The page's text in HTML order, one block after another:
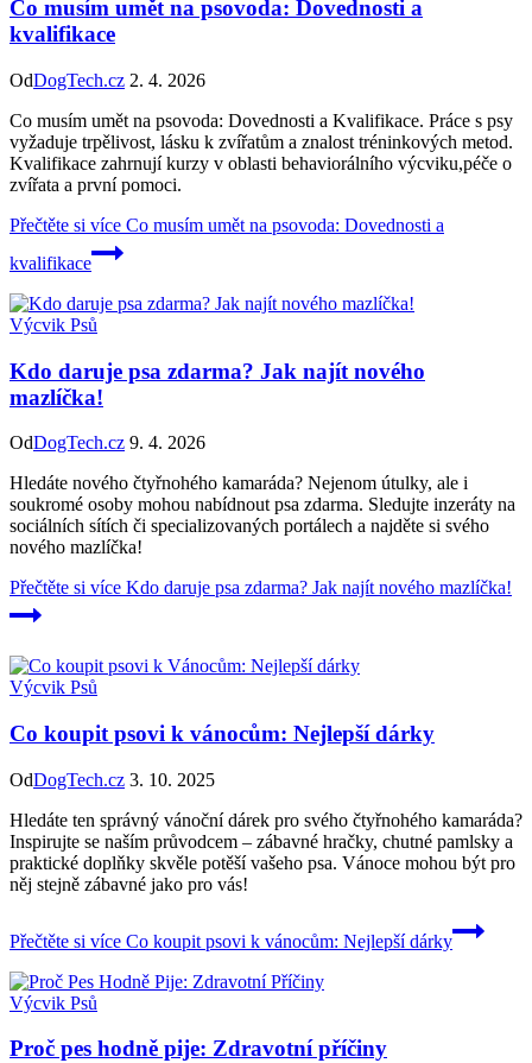
Co musím umět na psovoda: Dovednosti a
kvalifikace
OdDogTech.cz 2. 4. 2026
Co musím umět na psovoda: Dovednosti a Kvalifikace. Práce s psy
vyžaduje trpělivost, lásku k zvířatům a znalost tréninkových metod.
Kvalifikace zahrnují kurzy v oblasti behaviorálního výcviku,péče o
zvířata a první pomoci.
Přečtěte si více Co musím umět na psovoda: Dovednosti a
kvalifikace
Výcvik Psů
Kdo daruje psa zdarma? Jak najít nového
mazlíčka!
OdDogTech.cz 9. 4. 2026
Hledáte nového čtyřnohého kamaráda? Nejenom útulky, ale i
soukromé osoby mohou nabídnout psa zdarma. Sledujte inzeráty na
sociálních sítích či specializovaných portálech a najděte si svého
nového mazlíčka!
Přečtěte si více Kdo daruje psa zdarma? Jak najít nového mazlíčka!
Výcvik Psů
Co koupit psovi k vánocům: Nejlepší dárky
OdDogTech.cz 3. 10. 2025
Hledáte ten správný vánoční dárek pro svého čtyřnohého kamaráda?
Inspirujte se naším průvodcem – zábavné hračky, chutné pamlsky a
praktické doplňky skvěle potěší vašeho psa. Vánoce mohou být pro
něj stejně zábavné jako pro vás!
Přečtěte si více Co koupit psovi k vánocům: Nejlepší dárky
Výcvik Psů
Proč pes hodně pije: Zdravotní příčiny